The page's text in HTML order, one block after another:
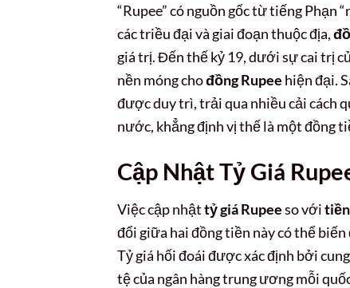
“Rupee” có nguồn gốc từ tiếng Phạn
các triều đại và giai đoạn thuộc địa,
giá trị. Đến thế kỷ 19, dưới sự cai trị
nền móng chođồng Rupee hiện đại.
được duy trì, trải qua nhiều cải cách
nước, khẳng định vị thế là một đồng
Cập NhậtTỷ Giá
Việc cập nhậttỷ giá Rupeeso với
đổi giữa hai đồng tiền này có thể
Tỷ giá hối đoái được xác định bởi
tệ của ngân hàng trung ương mỗi